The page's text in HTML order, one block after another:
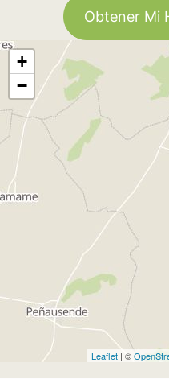
Obtener Mi
+
−
Leaflet | ©